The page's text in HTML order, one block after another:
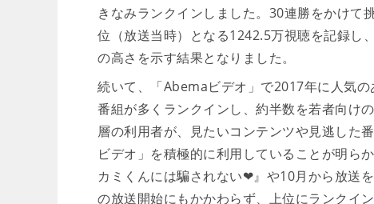
きなみランクインしました。30連勝をかけて
位（放送当時）となる1242.5万視聴を記録し
の高さを示す結果となりました。
続いて、「Abemaビデオ」で2017年に人気
番組が多くランクインし、約半数を若者向け
層の利用者が、見たいコンテンツや見逃した
ビデオ」を積極的に利用していることが明ら
カミくんには騙されない❤』や10月から放送
の放送開始にもかかわらず、上位にランクイ